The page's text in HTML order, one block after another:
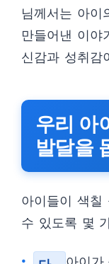
님께서는 아이
만들어낸 이야
신감과 성취감
우리 아
발달을
아이들이 색칠
수 있도록 몇